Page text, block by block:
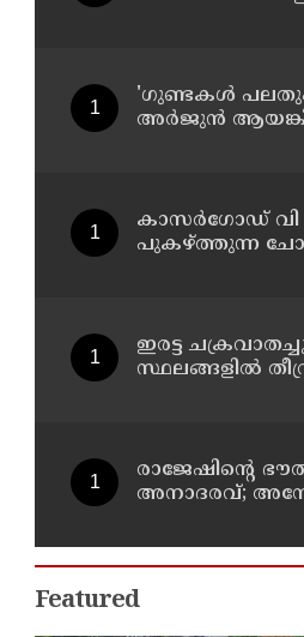
'ഗുണ്ടകൾ
അർജുൻ
കാസർഗോഡ് വി
പുകഴ്ത്തുന്ന
ഇരട്ട
സ്ഥലങ്ങളില്‍
രാജേഷിന്റെ
അനാദരവ്;
Featured